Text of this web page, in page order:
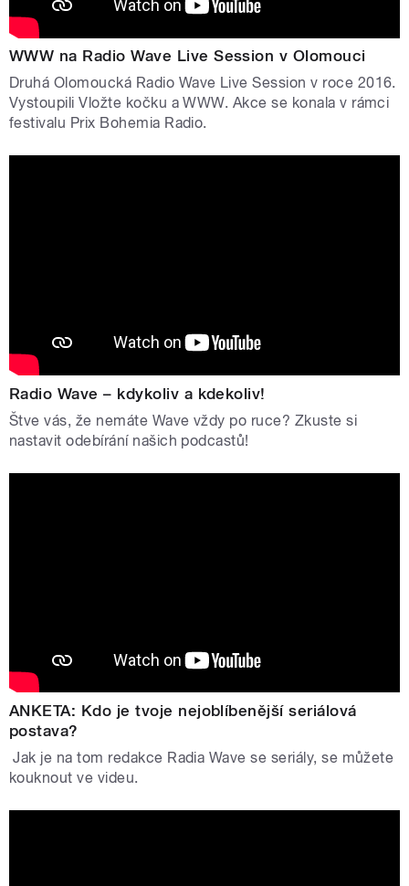
WWW na Radio Wave Live Session v Olomouci
Druhá Olomoucká Radio Wave Live Session v roce 2016.
Vystoupili Vložte kočku a WWW. Akce se konala v rámci
festivalu Prix Bohemia Radio.
Radio Wave – kdykoliv a kdekoliv!
Štve vás, že nemáte Wave vždy po ruce? Zkuste si
nastavit odebírání našich podcastů!
ANKETA: Kdo je tvoje nejoblíbenější seriálová
postava?
Jak je na tom redakce Radia Wave se seriály, se můžete
kouknout ve videu.